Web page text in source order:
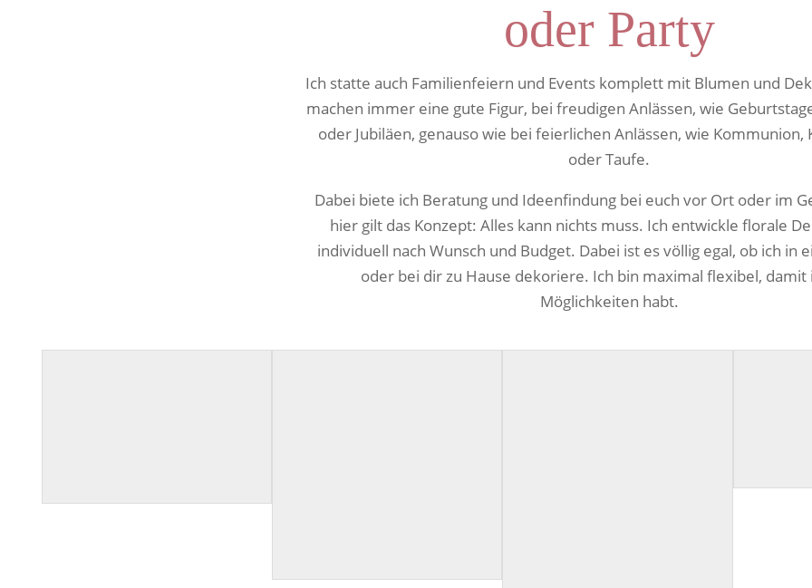
oder Party
Ich statte auch Familienfeiern und Events komplett mit Blumen und
machen immer eine gute Figur, bei freudigen Anlässen, wie
oder Jubiläen, genauso wie bei feierlichen Anlässen, wie
oder Taufe.
Dabei biete ich Beratung und Ideenfindung bei euch vor Ort oder im
hier gilt das Konzept: Alles kann nichts muss. Ich entwickle florale
individuell nach Wunsch und Budget. Dabei ist es völlig egal, ob ich in
oder bei dir zu Hause dekoriere. Ich bin maximal flexibel, damit
Möglichkeiten habt.